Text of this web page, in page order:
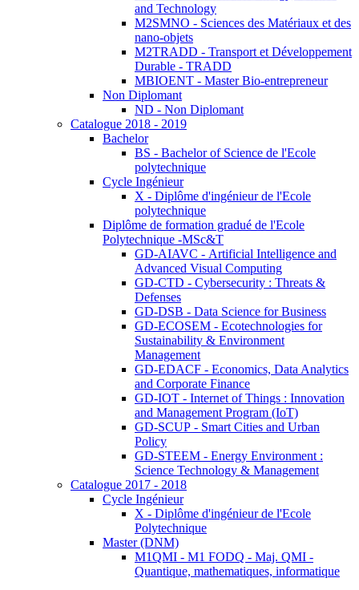
and Technology
M2SMNO - Sciences des Matériaux et des
nano-objets
M2TRADD - Transport et Développement
Durable - TRADD
MBIOENT - Master Bio-entrepreneur
Non Diplomant
ND - Non Diplomant
Catalogue 2018 - 2019
Bachelor
BS - Bachelor of Science de l'Ecole
polytechnique
Cycle Ingénieur
X - Diplôme d'ingénieur de l'Ecole
polytechnique
Diplôme de formation gradué de l'Ecole
Polytechnique -MSc&T
GD-AIAVC - Artificial Intelligence and
Advanced Visual Computing
GD-CTD - Cybersecurity : Threats &
Defenses
GD-DSB - Data Science for Business
GD-ECOSEM - Ecotechnologies for
Sustainability & Environment
Management
GD-EDACF - Economics, Data Analytics
and Corporate Finance
GD-IOT - Internet of Things : Innovation
and Management Program (IoT)
GD-SCUP - Smart Cities and Urban
Policy
GD-STEEM - Energy Environment :
Science Technology & Management
Catalogue 2017 - 2018
Cycle Ingénieur
X - Diplôme d'ingénieur de l'Ecole
Polytechnique
Master (DNM)
M1QMI - M1 FODQ - Maj. QMI -
Quantique, mathematiques, informatique